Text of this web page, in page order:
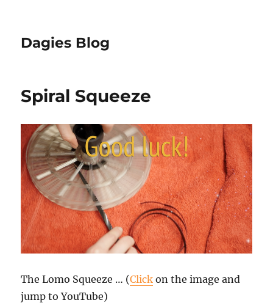
Dagies Blog
Spiral Squeeze
The Lomo Squeeze … (Click on the image and
jump to YouTube)